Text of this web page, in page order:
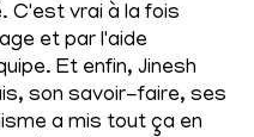
C'est vrai à la fois
et par l'aide
Et enfin, Jinesh
son savoir-faire, ses
a mis tout ça en